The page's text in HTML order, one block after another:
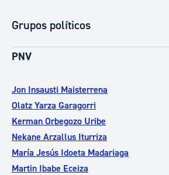
Grupos políticos
PNV
Jon Insausti Maisterrena
Olatz Yarza Garagorri
Kerman Orbegozo Uribe
Nekane Arzallus Iturriza
María Jesús Idoeta Madariaga
Martin Ibabe Eceiza